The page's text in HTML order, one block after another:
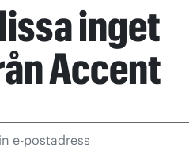
Accents
inget
Accent